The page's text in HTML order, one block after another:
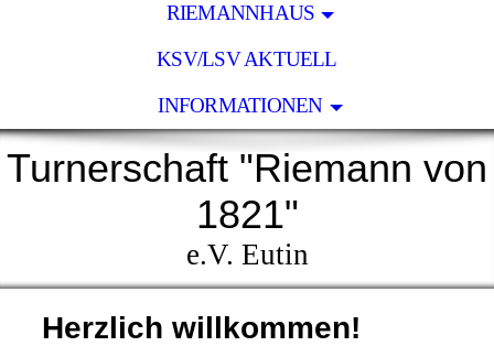
RIEMANNHAUS
KSV/LSV AKTUELL
INFORMATIONEN
Turnerschaft "Riemann von
1821"
e.V. Eutin
Herzlich willkommen!